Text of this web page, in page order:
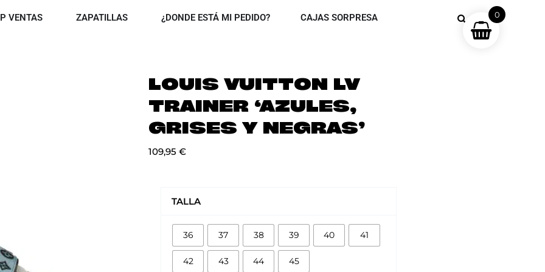
VENTAS OPEN TOP VENTAS
ZAPATILLAS OPEN ZAPATILLAS
¿DONDE ESTÁ MI PEDIDO? CAJAS SORPRESA
LOUIS VUITTON LV
TRAINER ‘AZULES,
GRISES Y NEGRAS’
109,95 €
TALLA
36 37 38 39 40 41
42 43 44 45
VUITTON
TRAINER
'AZULES,
GRISES
0